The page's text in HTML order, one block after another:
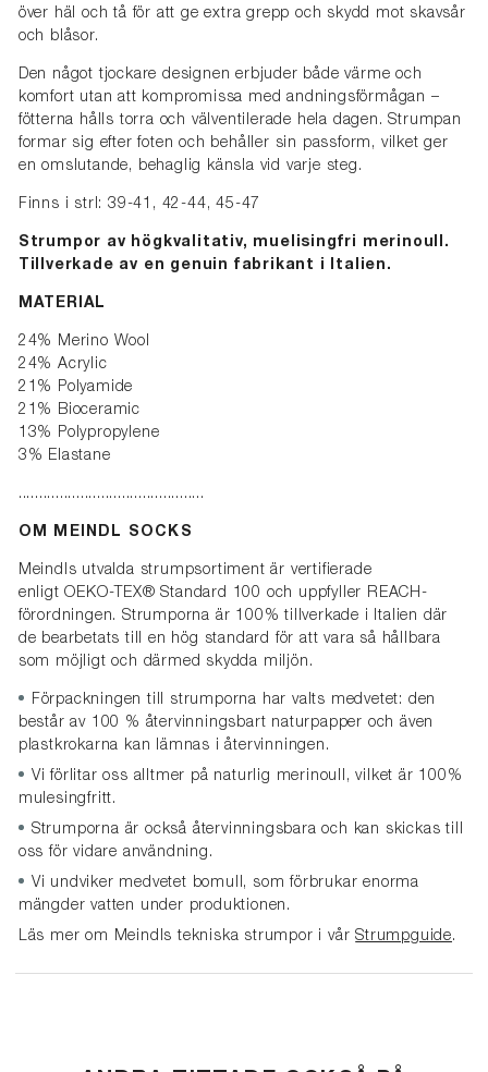
över häl och tå för att ge extra grepp och skydd mot skavsår
och blåsor.
Den något tjockare designen erbjuder både värme och
komfort utan att kompromissa med andningsförmågan –
fötterna hålls torra och välventilerade hela dagen. Strumpan
formar sig efter foten och behåller sin passform, vilket ger
en omslutande, behaglig känsla vid varje steg.
Finns i strl: 39-41, 42-44, 45-47
Strumpor av högkvalitativ, muelisingfri merinoull.
Tillverkade av en genuin fabrikant i Italien.
MATERIAL
24% Merino Wool
24% Acrylic
21% Polyamide
21% Bioceramic
13% Polypropylene
3% Elastane
.............................................
OM MEINDL SOCKS
Meindls utvalda strumpsortiment är vertifierade
enligtOEKO-TEX® Standard 100 och uppfyller REACH-
förordningen. Strumporna är 100% tillverkade i Italien där
de bearbetats till en hög standard för att vara så hållbara
som möjligt och därmed skydda miljön.
Förpackningen till strumporna har valts medvetet: den
består av 100 % återvinningsbart naturpapper och även
plastkrokarna kan lämnas i återvinningen.
Vi förlitar oss alltmer på naturlig merinoull, vilket är 100%
mulesingfritt.
Strumporna är också återvinningsbara och kan skickas till
oss för vidare användning.
Vi undviker medvetet bomull, som förbrukar enorma
mängder vatten under produktionen.
Läs mer om Meindls tekniska strumpor i vårStrumpguide.